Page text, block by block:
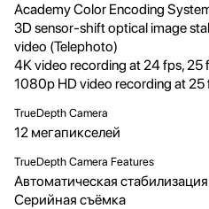
Academy Color Encoding
3D sensor-shift optical image
video (Telephoto)
4K video recording at 24 fps, 25
1080p HD video recording at
TrueDepth Camera
12 мегапикселей
TrueDepth Camera Features
Автоматическая
Серийная съëмка